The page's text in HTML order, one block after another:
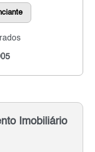
Imobiliário